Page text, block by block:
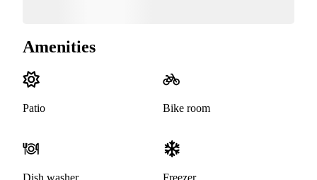
Amenities
Patio Bike room